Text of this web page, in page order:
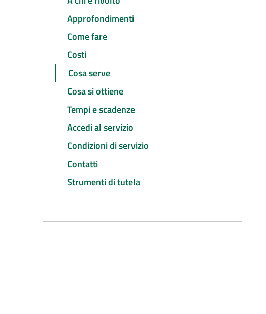
Approfondimenti
Come fare
Costi
Cosa serve
Cosa si ottiene
Tempi e scadenze
Accedi al servizio
Condizioni di servizio
Contatti
Strumenti di tutela